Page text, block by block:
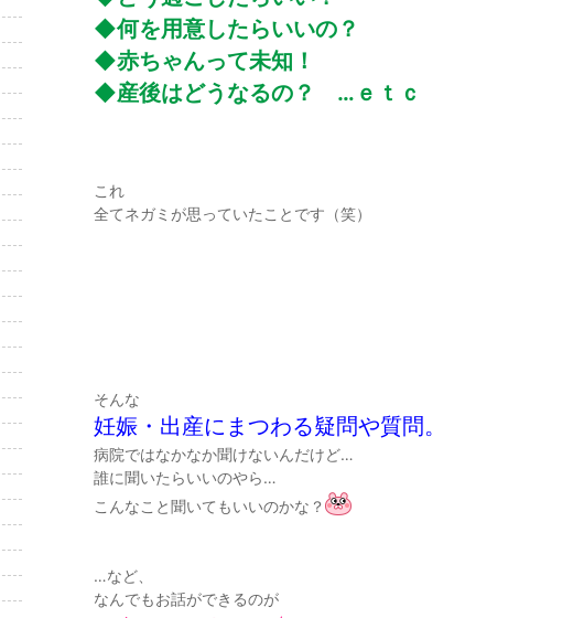
◆何を用意したらいいの？
◆赤ちゃんって未知！
◆産後はどうなるの？ …ｅｔｃ
これ
全てネガミが思っていたことです（笑）
そんな
妊娠・出産にまつわる疑問や質問。
病院ではなかなか聞けないんだけど…
誰に聞いたらいいのやら…
こんなこと聞いてもいいのかな？
…など、
なんでもお話ができるのが